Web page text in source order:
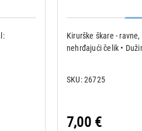
Kirurške škare -
nehrđajući čelik •
SKU: 26725
7,00 €